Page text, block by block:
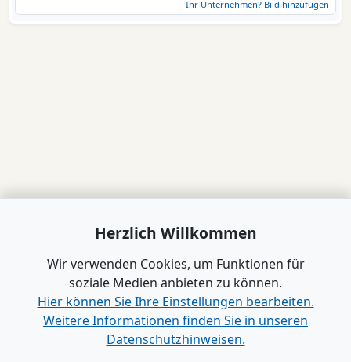
Ihr Unternehmen? Bild hinzufügen
Herzlich Willkommen
Wir verwenden Cookies, um Funktionen für
soziale Medien anbieten zu können.
Hier können Sie Ihre Einstellungen bearbeiten.
Weitere Informationen finden Sie in unseren
Datenschutzhinweisen.